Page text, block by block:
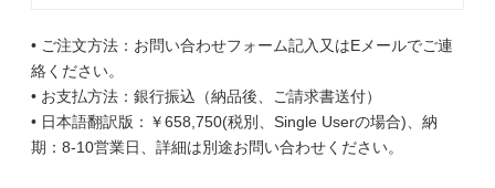
• ご注文方法：お問い合わせフォーム記入又はEメールでご連
絡ください。
• お支払方法：銀行振込（納品後、ご請求書送付）
• 日本語翻訳版：￥658,750(税別、Single Userの場合)、納
期：8-10営業日、詳細は別途お問い合わせください。